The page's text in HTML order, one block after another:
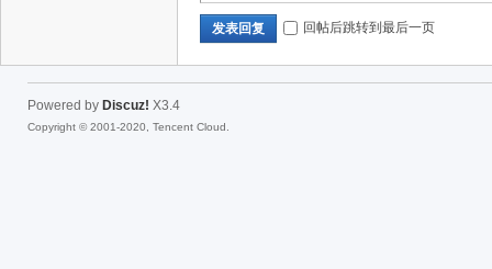
发表回复 回帖后跳转到最后一页
Powered by Discuz! X3.4
Copyright © 2001-2020, Tencent Cloud.